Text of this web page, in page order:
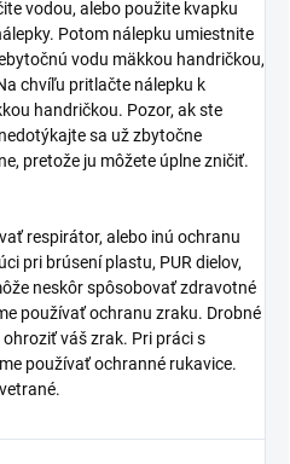
vodou, alebo použite kvapku
Potom nálepku umiestnite
vodu mäkkou handričkou,
chvíľu pritlačte nálepku k
handričkou. Pozor, ak ste
sa už zbytočne
pretože ju môžete úplne zničiť.
respirátor, alebo inú ochranu
pri brúsení plastu, PUR dielov,
neskôr spôsobovať zdravotné
používať ochranu zraku. Drobné
váš zrak. Pri práci s
používať ochranné rukavice.